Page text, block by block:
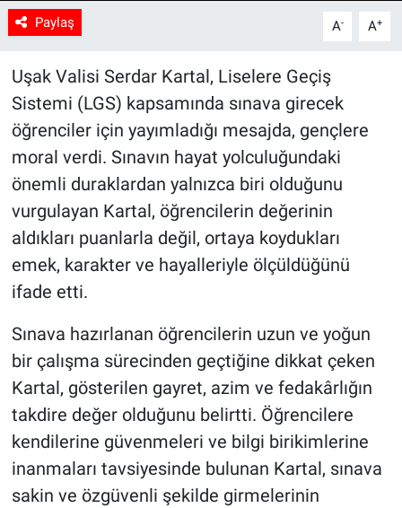
Paylaş A- A+
Uşak Valisi Serdar Kartal, Liselere Geçiş
Sistemi (LGS) kapsamında sınava girecek
öğrenciler için yayımladığı mesajda, gençlere
moral verdi. Sınavın hayat yolculuğundaki
önemli duraklardan yalnızca biri olduğunu
vurgulayan Kartal, öğrencilerin değerinin
aldıkları puanlarla değil, ortaya koydukları
emek, karakter ve hayalleriyle ölçüldüğünü
ifade etti.
Sınava hazırlanan öğrencilerin uzun ve yoğun
bir çalışma sürecinden geçtiğine dikkat çeken
Kartal, gösterilen gayret, azim ve fedakârlığın
takdire değer olduğunu belirtti. Öğrencilere
kendilerine güvenmeleri ve bilgi birikimlerine
inanmaları tavsiyesinde bulunan Kartal, sınava
sakin ve özgüvenli şekilde girmelerinin